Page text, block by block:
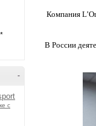
-
с
Компания
В России